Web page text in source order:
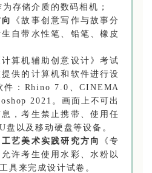
存储介质的数码相机；
《故事创意写作与故事分
自带水性笔、铅笔、橡皮
计算机辅助创意设计》考试
供的计算机和软件进行设
件：Rhino 7.0、CINEMA
2021。画面上不可出
，考生禁止携带、使用任
盘以及移动硬盘等设备。
艺美术实践研究方向
《专
许考生使用水彩、水粉以
具来完成设计试卷。